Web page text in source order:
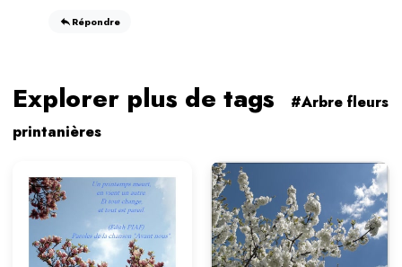
Répondre
Explorer plus de tags
#Arbre fleurs
printanières